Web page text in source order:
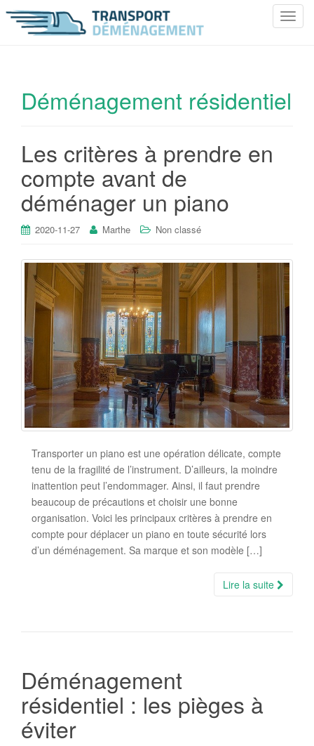
T
n
Déménagement résidentiel
Les critères à prendre en
compte avant de
déménager un piano
2020-11-27 Marthe Non classé
Transporter un piano est une opération délicate, compte
tenu de la fragilité de l’instrument. D’ailleurs, la moindre
inattention peut l’endommager. Ainsi, il faut prendre
beaucoup de précautions et choisir une bonne
organisation. Voici les principaux critères à prendre en
compte pour déplacer un piano en toute sécurité lors
d’un déménagement. Sa marque et son modèle […]
Lire la suite
Déménagement
résidentiel : les pièges à
éviter